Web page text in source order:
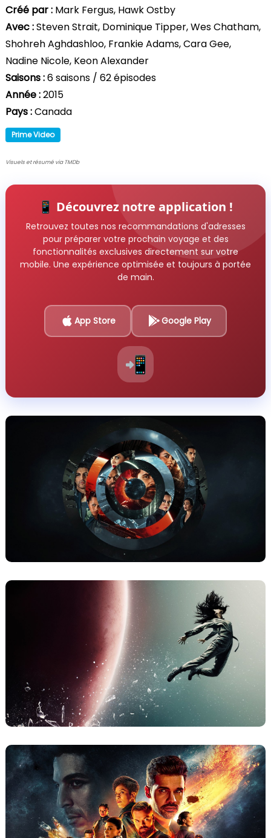
Créé par : Mark Fergus, Hawk Ostby
Avec :Steven Strait, Dominique Tipper, Wes Chatham,
Shohreh Aghdashloo, Frankie Adams, Cara Gee,
Nadine Nicole, Keon Alexander
Saisons :6 saisons / 62 épisodes
Année :2015
Pays :Canada
Prime Video
Visuels et résumé via TMDb
📱 Découvrez notre application !
Retrouvez toutes nos recommandations d'adresses
pour préparer votre prochain voyage et des
fonctionnalités exclusives directement sur votre
mobile. Une expérience optimisée et toujours à portée
de main.
App Store Google Play
📲